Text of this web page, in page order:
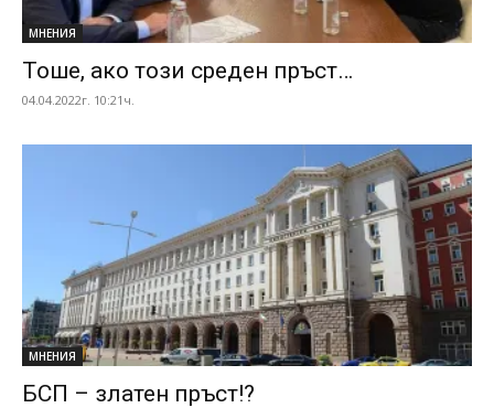
МНЕНИЯ
Тоше, ако този среден пръст…
04.04.2022г. 10:21ч.
МНЕНИЯ
БСП – златен пръст!?